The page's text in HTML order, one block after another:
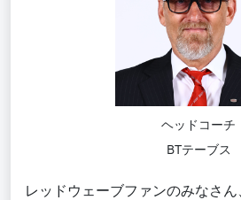
ヘッドコーチ
BTテーブス
レッドウェーブファンのみなさ